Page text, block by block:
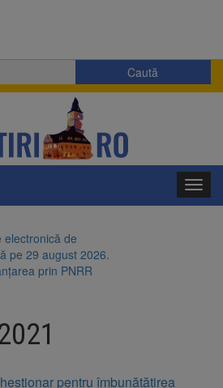
electronică de
pe 29 august 2026.
prin PNRR
Contractul de
Betty Bromage apentru îmbunătățirea